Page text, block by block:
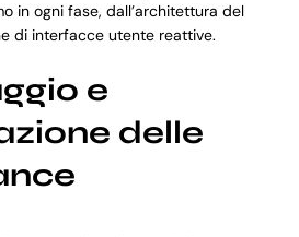
in ogni fase, dall’architettura del
di interfacce utente reattive.
e
delle